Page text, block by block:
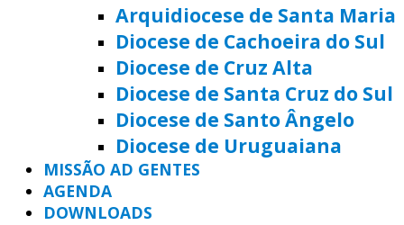
Arquidiocese de Santa Maria
Diocese de Cachoeira do Sul
Diocese de Cruz Alta
Diocese de Santa Cruz do Sul
Diocese de Santo Ângelo
Diocese de Uruguaiana
MISSÃO AD GENTES
AGENDA
DOWNLOADS